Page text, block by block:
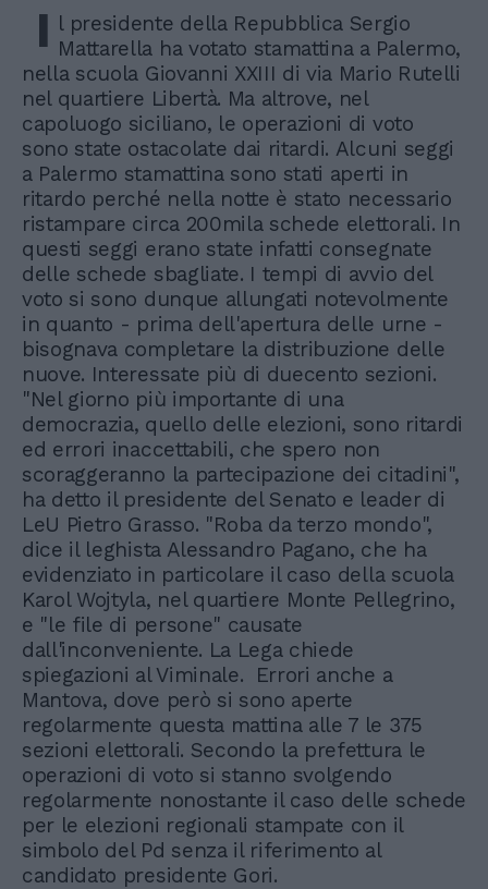
I l presidente della Repubblica Sergio
Mattarella ha votato stamattina a Palermo,
nella scuola Giovanni XXIII di via Mario Rutelli
nel quartiere Libertà. Ma altrove, nel
capoluogo siciliano, le operazioni di voto
sono state ostacolate dai ritardi. Alcuni seggi
a Palermo stamattina sono stati aperti in
ritardo perché nella notte è stato necessario
ristampare circa 200mila schede elettorali. In
questi seggi erano state infatti consegnate
delle schede sbagliate. I tempi di avvio del
voto si sono dunque allungati notevolmente
in quanto - prima dell'apertura delle urne -
bisognava completare la distribuzione delle
nuove. Interessate più di duecento sezioni.
"Nel giorno più importante di una
democrazia, quello delle elezioni, sono ritardi
ed errori inaccettabili, che spero non
scoraggeranno la partecipazione dei citadini",
ha detto il presidente del Senato e leader di
LeU Pietro Grasso. "Roba da terzo mondo",
dice il leghista Alessandro Pagano, che ha
evidenziato in particolare il caso della scuola
Karol Wojtyla, nel quartiere Monte Pellegrino,
e "le file di persone" causate
dall'inconveniente. La Lega chiede
spiegazioni al Viminale. Errori anche a
Mantova, dove però si sono aperte
regolarmente questa mattina alle 7 le 375
sezioni elettorali. Secondo la prefettura le
operazioni di voto si stanno svolgendo
regolarmente nonostante il caso delle schede
per le elezioni regionali stampate con il
simbolo del Pd senza il riferimento al
candidato presidente Gori.